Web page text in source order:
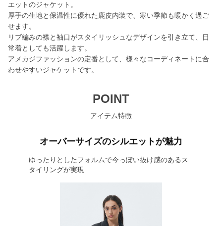
エットのジャケット。
厚手の生地と保温性に優れた鹿皮内装で、寒い季節も暖かく過ご
せます。
リブ編みの襟と袖口がスタイリッシュなデザインを引き立て、日
常着としても活躍します。
アメカジファッションの定番として、様々なコーディネートに合
わせやすいジャケットです。
POINT
アイテム特徴
オーバーサイズのシルエットが魅力
ゆったりとしたフォルムで今っぽい抜け感のあるス
タイリングが実現